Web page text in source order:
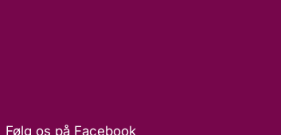
Følg os på Facebook